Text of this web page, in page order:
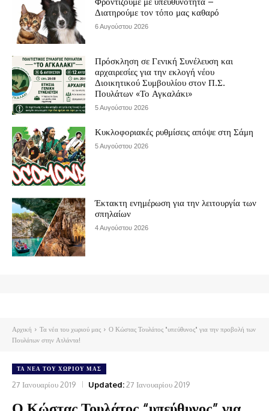
Διατηρούμε τον τόπο μας καθαρό
6 Αυγούστου 2026
Πρόσκληση σε Γενική Συνέλευση και
αρχαιρεσίες για την εκλογή νέου
Διοικητικού Συμβουλίου στον Π.Σ.
Πουλάτων «Το Αγκαλάκι»
5 Αυγούστου 2026
Κυκλοφοριακές ρυθμίσεις απόψε στη Σάμη
5 Αυγούστου 2026
Έκτακτη ενημέρωση για την λειτουργία των
σπηλαίων
4 Αυγούστου 2026